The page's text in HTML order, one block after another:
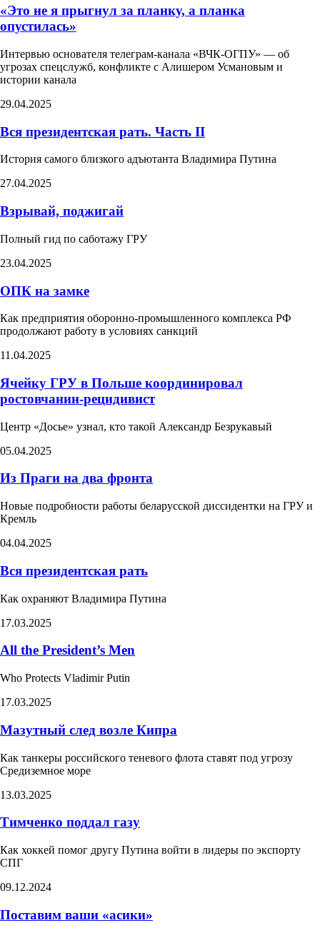
«Это не я прыгнул за планку, а планка
опустилась»
Интервью основателя телеграм-канала «ВЧК-ОГПУ» — об
угрозах спецслужб, конфликте с Алишером Усмановым и
истории канала
29.04.2025
Вся президентская рать. Часть II
История самого близкого адъютанта Владимира Путина
27.04.2025
Взрывай, поджигай
Полный гид по саботажу ГРУ
23.04.2025
ОПК на замке
Как предприятия оборонно-промышленного комплекса РФ
продолжают работу в условиях санкций
11.04.2025
Ячейку ГРУ в Польше координировал
ростовчанин-рецидивист
Центр «Досье» узнал, кто такой Александр Безрукавый
05.04.2025
Из Праги на два фронта​
Новые подробности работы беларусской диссидентки на ГРУ и
Кремль​
04.04.2025
Вся президентская рать
Как охраняют Владимира Путина
17.03.2025
All the President’s Men
Who Protects Vladimir Putin​
17.03.2025
Мазутный след возле Кипра
Как танкеры российского теневого флота ставят под угрозу
Средиземное море
13.03.2025
Тимченко поддал газу
Как хоккей помог другу Путина войти в лидеры по экспорту
СПГ
09.12.2024
Поставим ваши «асики»